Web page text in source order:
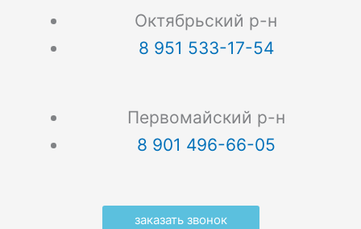
Октябрьский р-н
8 951 533-17-54
Первомайский р-н
8 901 496-66-05
заказать звонок